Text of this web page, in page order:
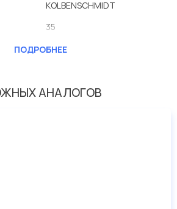
KOLBENSCHMIDT
35
240
ПОДРОБНЕЕ
АНАЛОГОВ